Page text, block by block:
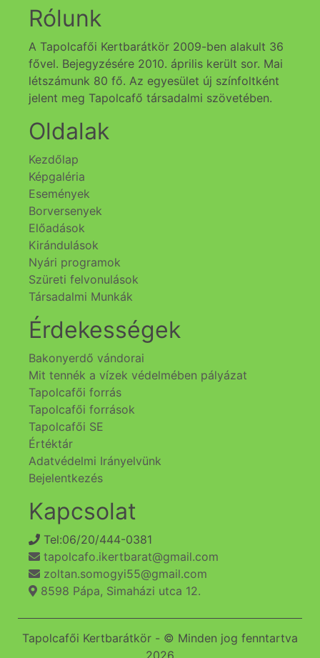
Rólunk
A Tapolcafői Kertbarátkör 2009-ben alakult 36
fővel. Bejegyzésére 2010. április került sor. Mai
létszámunk 80 fő. Az egyesület új színfoltként
jelent meg Tapolcafő társadalmi szövetében.
Oldalak
Kezdőlap
Képgaléria
Események
Borversenyek
Előadások
Kirándulások
Nyári programok
Szüreti felvonulások
Társadalmi Munkák
Érdekességek
Bakonyerdő vándorai
Mit tennék a vízek védelmében pályázat
Tapolcafői forrás
Tapolcafői források
Tapolcafői SE
Értéktár
Adatvédelmi Irányelvünk
Bejelentkezés
Kapcsolat
Tel:06/20/444-0381
tapolcafo.ikertbarat@gmail.com
zoltan.somogyi55@gmail.com
8598 Pápa, Simaházi utca 12.
Tapolcafői Kertbarátkör - © Minden jog fenntartva
2026